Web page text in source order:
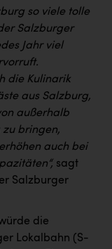
so viele tolle
Salzburger
Jahr viel
die Kulinarik
aus Salzburg,
außerhalb
bringen,
auch bei
sagt
Salzburger
die
Lokalbahn (S-